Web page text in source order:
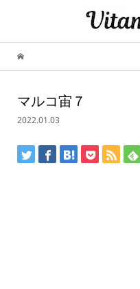
マルコ宙７
2022.01.03